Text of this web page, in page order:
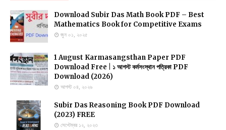
Download Subir Das Math Book PDF – Best
Mathematics Book for Competitive Exams
জুন ০১, ২০২৫
1 August Karmasangsthan Paper PDF
Download Free | ১ আগস্ট কর্মসংস্থান পত্রিকা PDF
Download (2026)
আগস্ট ০৪, ২০২৬
Subir Das Reasoning Book PDF Download
(2023) FREE
সেপ্টেম্বর ১২, ২০২৩